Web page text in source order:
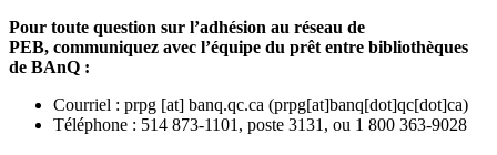
Pour toute question sur l’adhésion au réseau de
PEB, communiquez avec l’équipe du prêt entre bibliothèques
de BAnQ :
Courriel : prpg [at] banq.qc.ca (prpg[at]banq[dot]qc[dot]ca)
Téléphone : 514 873-1101, poste 3131, ou 1 800 363-9028